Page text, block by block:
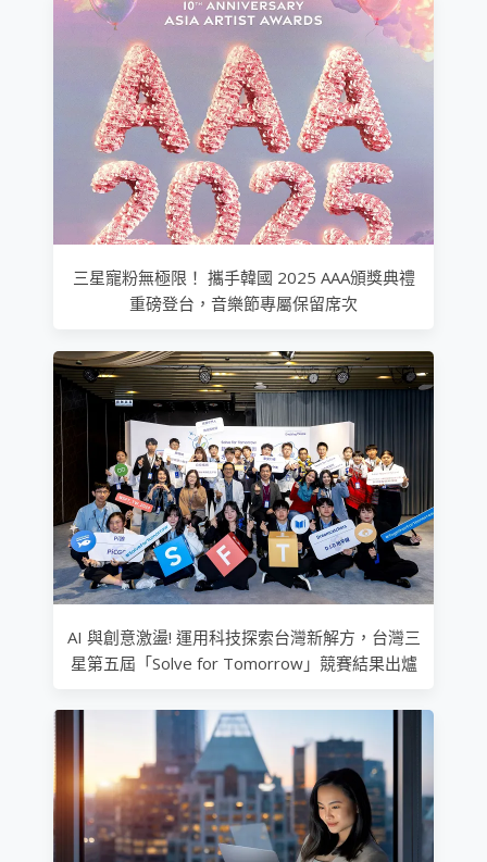
三星寵粉無極限！ 攜手韓國 2025 AAA頒獎典禮
重磅登台，音樂節專屬保留席次
AI 與創意激盪! 運用科技探索台灣新解方，台灣三
星第五屆「Solve for Tomorrow」競賽結果出爐